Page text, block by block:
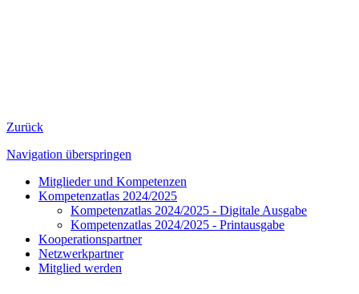
Zurück
Navigation überspringen
Mitglieder und Kompetenzen
Kompetenzatlas 2024/2025
Kompetenzatlas 2024/2025 - Digitale Ausgabe
Kompetenzatlas 2024/2025 - Printausgabe
Kooperationspartner
Netzwerkpartner
Mitglied werden